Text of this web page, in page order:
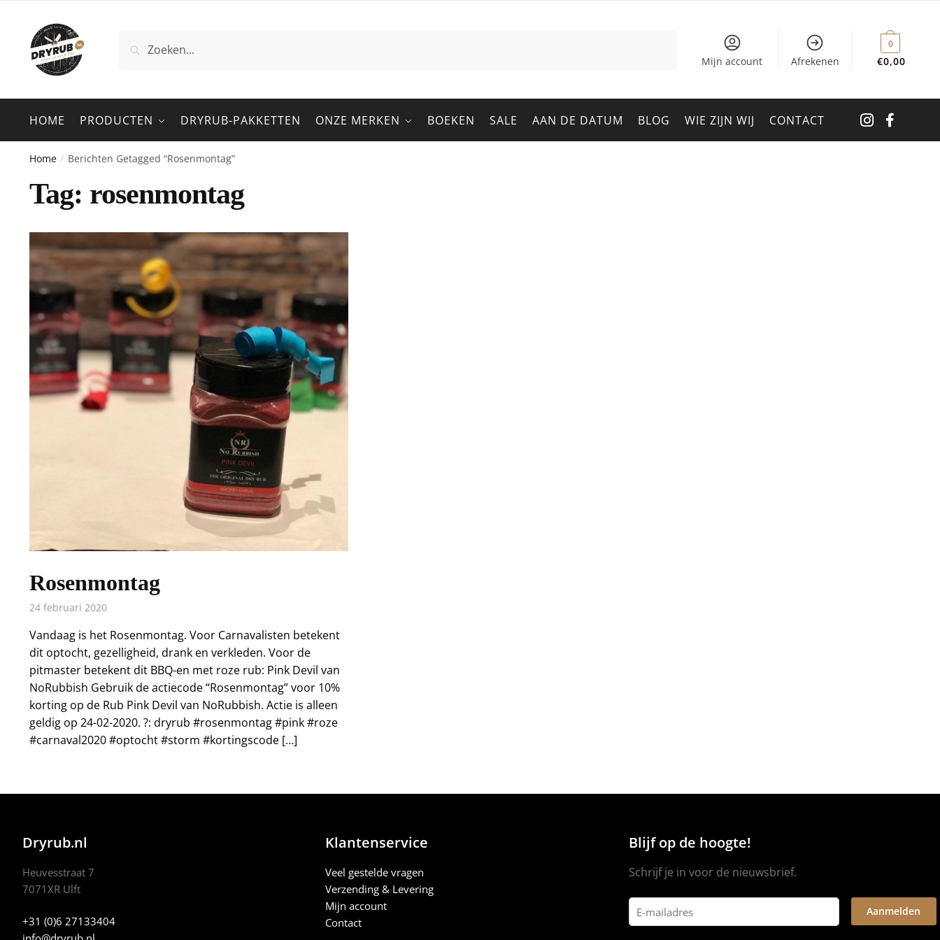
Zoeken
Mijn account Afrekenen €0,00
0
HOME PRODUCTEN DRYRUB-PAKKETTEN ONZE MERKEN BOEKEN SALE AAN DE DATUM BLOG WIE ZIJN WIJ CONTACT
Home / Berichten Getagged “rosenmontag”
Tag: rosenmontag
Rosenmontag
24 februari 2020
Vandaag is het Rosenmontag. Voor Carnavalisten betekent
dit optocht, gezelligheid, drank en verkleden. Voor de
pitmaster betekent dit BBQ-en met roze rub: Pink Devil van
NoRubbish Gebruik de actiecode “Rosenmontag” voor 10%
korting op de Rub Pink Devil van NoRubbish. Actie is alleen
geldig op 24-02-2020. ?: dryrub #rosenmontag #pink #roze
#carnaval2020 #optocht #storm #kortingscode […]
Dryrub.nl
Heuvesstraat 7
7071XR Ulft
+31 (0)6 27133404
Klantenservice
Veel gestelde vragen
Verzending & Levering
Mijn account
Contact
Blijf op de hoogte!
Schrijf je in voor de nieuwsbrief.